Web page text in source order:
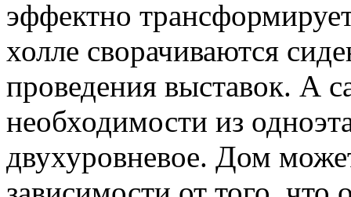
эффектно
холле сворачиваются
проведения выставок. А
необходимости из
двухуровневое. Дом